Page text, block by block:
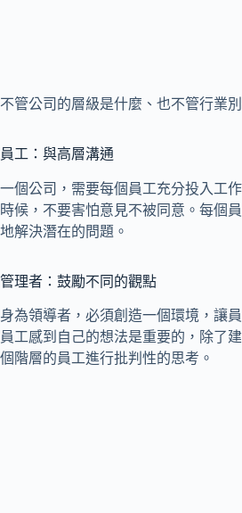
不管公司的層級是什麼、也不管行業
員工：與高層溝通
一個公司，需要每個員工充分投入工
時候，不要害怕意見不被同意。每個
地解決潛在的問題。
管理者：鼓勵不同的觀點
身為領導者，必須創造一個環境，讓
員工感到自己的想法是重要的，除了
個階層的員工進行批判性的思考。